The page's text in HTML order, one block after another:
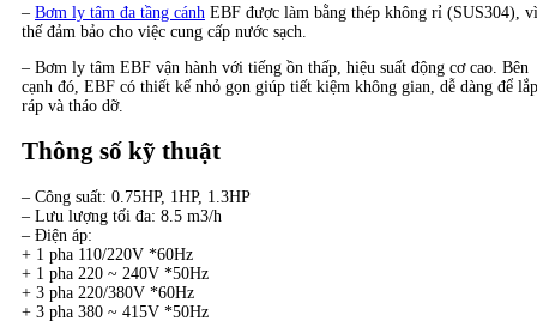
– Bơm ly tâm đa tầng cánh EBF được làm bằng thép không rỉ (SUS304), vì
thế đảm bảo cho việc cung cấp nước sạch.
– Bơm ly tâm EBF vận hành với tiếng ồn thấp, hiệu suất động cơ cao. Bên
cạnh đó, EBF có thiết kế nhỏ gọn giúp tiết kiệm không gian, dễ dàng để lắp
ráp và tháo dỡ.
Thông số kỹ thuật
– Công suất: 0.75HP, 1HP, 1.3HP
– Lưu lượng tối đa: 8.5 m3/h
– Điện áp:
+ 1 pha 110/220V *60Hz
+ 1 pha 220 ~ 240V *50Hz
+ 3 pha 220/380V *60Hz
+ 3 pha 380 ~ 415V *50Hz